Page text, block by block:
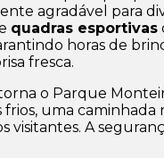
agradável para
quadras esportivas
horas de
fresca.
o Parque
uma
visitantes. A